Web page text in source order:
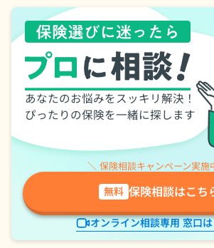
あなたのお悩みをスッキリ解決！
ぴったりの保険を一緒に探します
＼ 保険相談キャンペーン実施
無料 保険相談はこち
オンライン相談専用 窓口